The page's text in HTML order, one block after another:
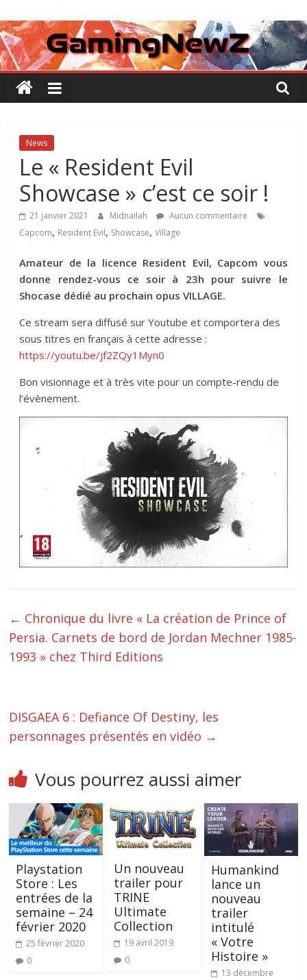
au
contenu
GamingNewZ
Tests
et
Actu
des
vidéo
News
Le « Resident Evil
Showcase » c’est ce soir !
21 janvier 2021 Midnailah
Aucun commentaire
Capcom, Resident Evil, Showcase,Village
Amateur de la licence Resident Evil, Capcom vous
donne rendez-vous ce soir à 23h pour suivre le
Shocase dédié au prochain opus VILLAGE.
Ce stream sera diffusé sur Youtube et comportera des
sous titres en français à cette adresse :
https://youtu.be/jf2ZQy1Myn0
Bon visionnage et à très vite pour un compte-rendu de
l’évènement.
← Chronique du livre « La création de Prince of
Persia. Carnets de bord de Jordan Mechner 1985-
1993 » chez Third Editions
DISGAEA 6 : Defiance Of Destiny, les
personnages présentés en vidéo →
Vous pourrez aussi aimer
Playstation
Store : Les
entrées de la
semaine – 24
février 2020
25 février 2020
0
Un nouveau
trailer pour
TRINE
Ultimate
Collection
19 avril 2019
0
Humankind
lance un
nouveau
trailer
intitulé
« Votre
Histoire »
13 décembre